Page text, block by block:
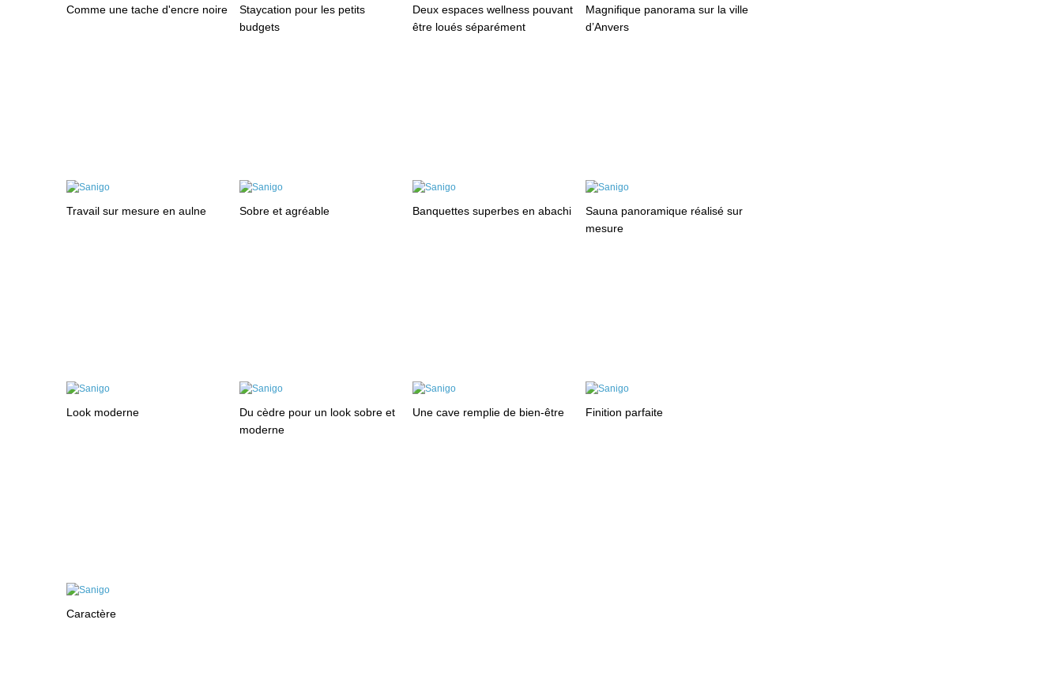
Comme une tache d'encre noire
Staycation pour les petits
budgets
Deux espaces wellness pouvant
être loués séparément
Magnifique panorama sur la ville
d’Anvers
Travail sur mesure en aulne Sobre et agréable Banquettes superbes en abachi
Sauna panoramique réalisé sur
mesure
Look moderne
Du cèdre pour un look sobre et
moderne
Une cave remplie de bien-être Finition parfaite
Caractère